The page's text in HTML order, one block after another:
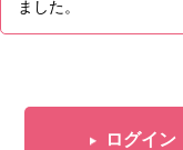
ました。
ログイン